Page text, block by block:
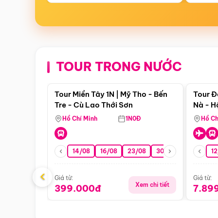
TOUR TRONG NƯỚC
Điểm nổi bật
Tour Miền Tây 1N | Mỹ Tho - Bến
Tre - Cù Lao Thới Sơn
Hồ Chí Minh 1N0Đ
14/08 16/08 23/08 30/08 06/09
Giá từ:
399.000đ Xem chi tiết
Tour
Nà -
Nha
Hồ
Giá từ:
‹